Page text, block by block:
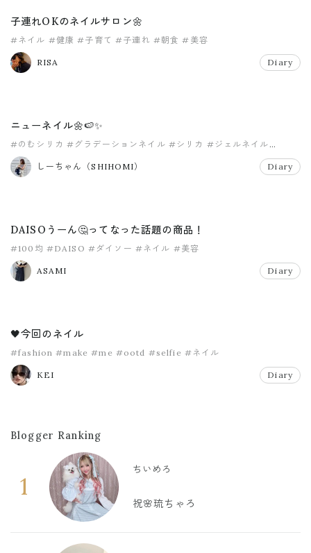
子連れOKのネイルサロン🌼
#ネイル #健康 #子育て #子連れ #朝食 #美容
RISA Diary
ニューネイル🌼🍉✨
#のむシリカ #グラデーションネイル #シリカ #ジェルネイル
#ネイル
しーちゃん（SHIHOMI）
Diary
DAISOうーん🤔ってなった話題の商品！
#100均 #DAISO #ダイソー #ネイル #美容
ASAMI Diary
🖤今回のネイル
#fashion #make #me #ootd #selfie #ネイル
KEI Diary
Blogger Ranking
1
ちいめろ
祝🌸琉ちゃろ